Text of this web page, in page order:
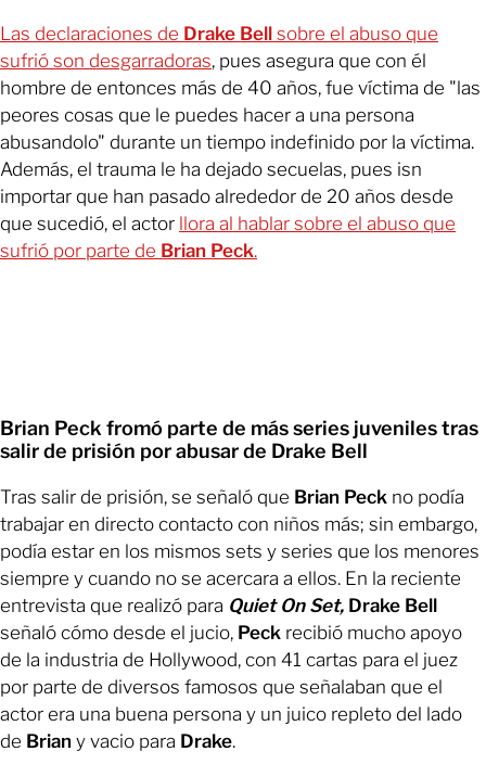
Las declaraciones de Drake Bell sobre el abuso que
sufrió son desgarradoras, pues asegura que con él
hombre de entonces más de 40 años, fue víctima de "las
peores cosas que le puedes hacer a una persona
abusandolo" durante un tiempo indefinido por la víctima.
Además, el trauma le ha dejado secuelas, pues isn
importar que han pasado alrededor de 20 años desde
que sucedió, el actor llora al hablar sobre el abuso que
sufrió por parte de Brian Peck.
Brian Peck fromó parte de más series juveniles tras
salir de prisión por abusar de Drake Bell
Tras salir de prisión, se señaló que Brian Peck no podía
trabajar en directo contacto con niños más; sin embargo,
podía estar en los mismos sets y series que los menores
siempre y cuando no se acercara a ellos. En la reciente
entrevista que realizó para Quiet On Set, Drake Bell
señaló cómo desde el jucio, Peck recibió mucho apoyo
de la industria de Hollywood, con 41 cartas para el juez
por parte de diversos famosos que señalaban que el
actor era una buena persona y un juico repleto del lado
de Brian y vacio para Drake.